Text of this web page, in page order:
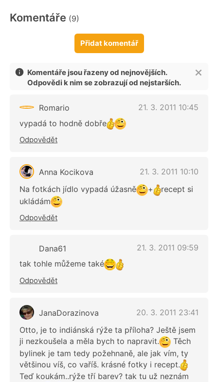
Komentáře (9)
Přidat komentář
Komentáře jsou řazeny od nejnovějších.
Odpovědi k nim se zobrazují od nejstarších.
Romario
21. 3. 2011 10:45
vypadá to hodně dobře
Odpovědět
Anna Kocikova
21. 3. 2011 10:10
Na fotkách jídlo vypadá úžasně
+
recept si
ukládám
Odpovědět
Dana61
21. 3. 2011 09:59
tak tohle můžeme také
Odpovědět
JanaDorazinova
20. 3. 2011 23:41
Otto, je to indiánská rýže ta příloha? Ještě jsem
ji nezkoušela a měla bych to napravit.
Těch
bylinek je tam tedy požehnaně, ale jak vím, ty
většinou víš, co vaříš. krásné fotky i recept.
Teď koukám..rýže tří barev? tak tu už neznám